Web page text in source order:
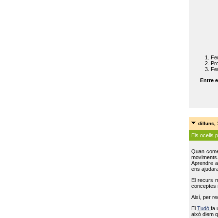
Entre
dilluns,
Els ocells
Quan
Aprendre
ens
El recurs
conceptes
Així, per
ElTudófa
això diem